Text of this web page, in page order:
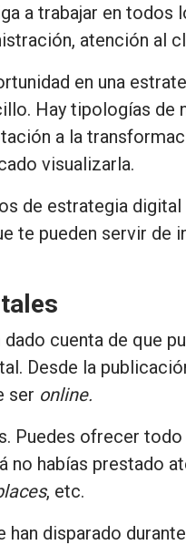
a trabajar en todos
atención al
en una
Hay tipologías de
a la
visualizarla.
de estrategia digital
te pueden servir de
cuenta de que
Desde la
ser online.
Puedes ofrecer
no habías prestado
, etc.
disparado